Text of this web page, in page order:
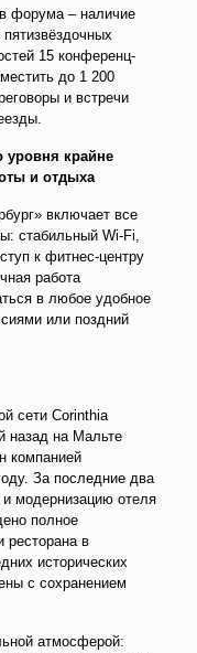
форума – наличие
15 конференц-
до 1 200
и встречи
уровня крайне
и отдыха
включает все
стабильный Wi-Fi,
к фитнес-центру
работа
в любое удобное
или поздний
сети Corinthia
назад на Мальте
компанией
За последние два
модернизацию отеля
полное
ресторана в
исторических
с сохранением
атмосферой: